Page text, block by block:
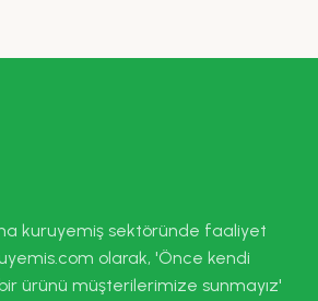
kuruyemiş sektöründe faaliyet
olarak, 'Önce kendi
ürünü müşterilerimize sunmayız'